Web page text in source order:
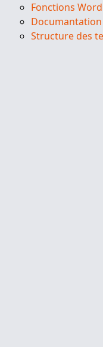
Fonctions
Documantation
Structure des